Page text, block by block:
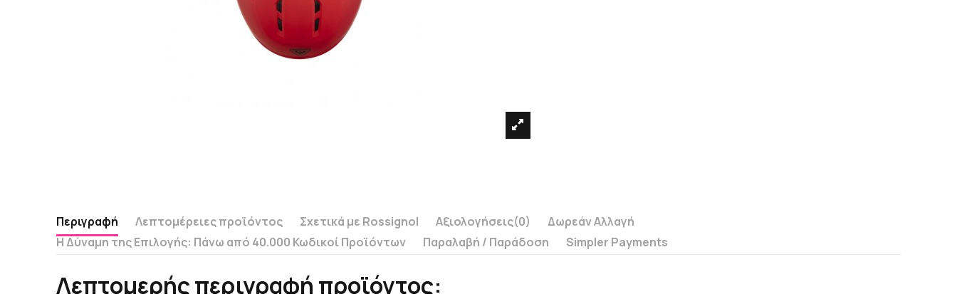
Περιγραφή Λεπτομέρειες προϊόντος Σχετικά με Rossignol Αξιολογήσεις(0)
Δωρεάν Αλλαγή
Η Δύναμη της Επιλογής: Πάνω από 40.000 Κωδικοί Προϊόντων
Παραλαβή / Παράδoση Simpler Payments
Λεπτομερής περιγραφή προϊόντος: